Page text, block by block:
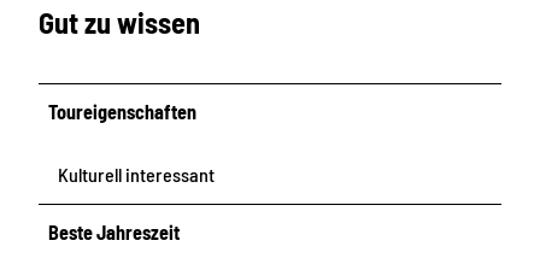
Gut zu wissen
Toureigenschaften
Kulturell interessant
Beste Jahreszeit